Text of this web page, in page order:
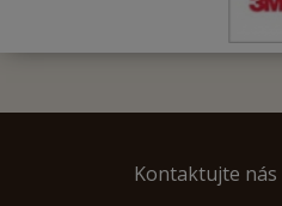
Kontaktujte nás